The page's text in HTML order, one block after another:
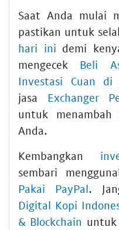
Saat Anda mulai
pastikan untuk
hari ini demi
mengecek Beli
Investasi Cuan di
jasa Exchanger
untuk
Anda.
Kembangkan
sembari
Pakai PayPal.
Digital Kopi
& Blockchain untuk